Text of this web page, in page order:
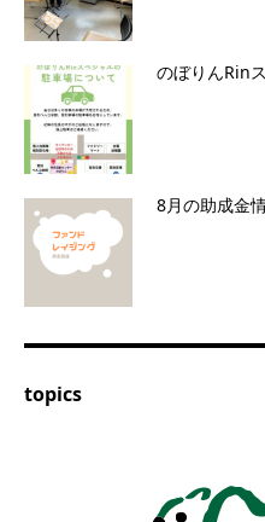
のぼりんRin
8月の助成金
topics